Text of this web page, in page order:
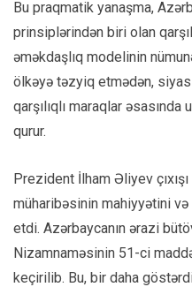
Bu praqmatik yanaşma,
prinsiplərindən biri olan
əməkdaşlıq modelinin
ölkəyə təzyiq etmədən,
qarşılıqlı maraqlar
qurur.
Prezident İlham Əliyev
müharibəsinin mahiyyətini
etdi. Azərbaycanın ərazi
Nizamnaməsinin 51-ci
keçirilib. Bu, bir daha